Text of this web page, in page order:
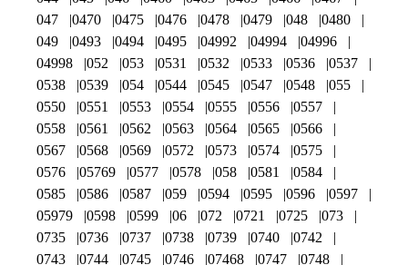
047
0470 0475 0476 0478 0479 048
0480
049
0493 0494 0495 04992 04994
04996
04998
052 053 0531 0532 0533 0536
0537
0538
0539 054 0544 0545 0547 0548
055
0550
0551 0553 0554 0555 0556
0557
0558
0561 0562 0563 0564 0565
0566
0567
0568 0569 0572 0573 0574
0575
0576
05769 0577 0578 058 0581
0584
0585
0586 0587 059 0594 0595 0596
0597
05979
0598 0599 06 072 0721 0725
073
0735
0736 0737 0738 0739 0740
0742
0743
0744 0745 0746 07468 0747
0748